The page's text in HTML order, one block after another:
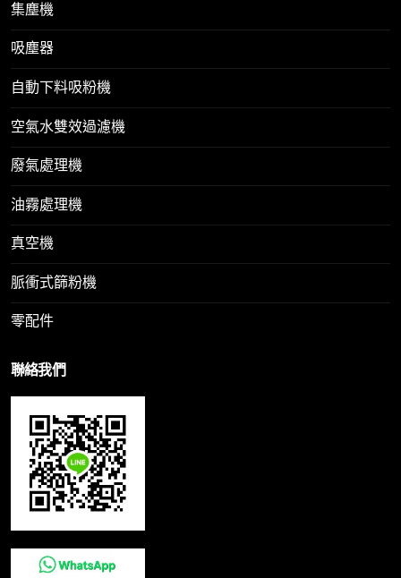
集塵機
吸塵器
自動下料吸粉機
空氣水雙效過濾機
廢氣處理機
油霧處理機
真空機
脈衝式篩粉機
零配件
聯絡我們